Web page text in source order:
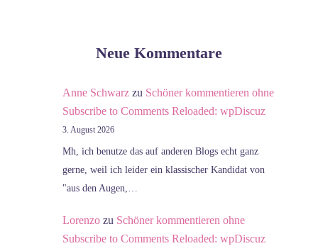
Neue Kommentare
Anne Schwarz zu Schöner kommentieren ohne
Subscribe to Comments Reloaded: wpDiscuz
3. August 2026
Mh, ich benutze das auf anderen Blogs echt ganz
gerne, weil ich leider ein klassischer Kandidat von
"aus den Augen,…
Lorenzo zu Schöner kommentieren ohne
Subscribe to Comments Reloaded: wpDiscuz